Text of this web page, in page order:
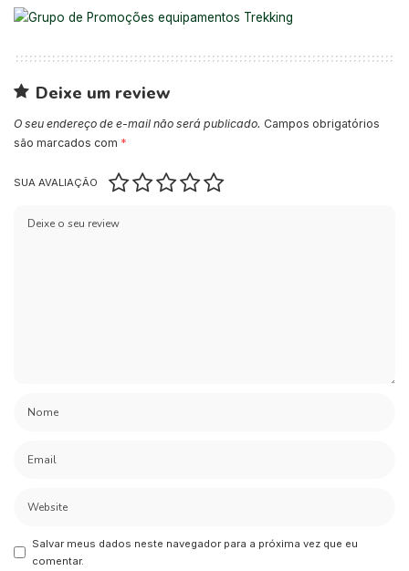
Deixe um review
O seu endereço de e-mail não será publicado. Campos obrigatórios
são marcados com *
SUA AVALIAÇÃO
Salvar meus dados neste navegador para a próxima vez que eu
comentar.